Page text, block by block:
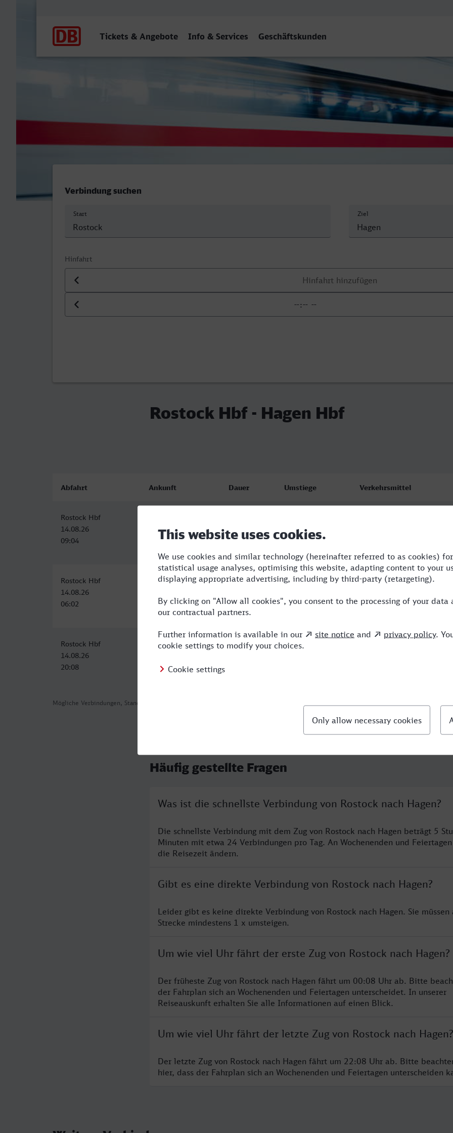
Tickets & Angebote Info & Services Geschäftskunden
Verbindung suchen
Start Ziel
Hinfahrt
Datum der Hinfahrt
Uhrzeit der Hinfahrt
Rostock Hbf - Hagen Hbf
Mögliche Verbindungen, Stand: 2026-07-31 03:55
Abfahrt Ankunft Dauer Umstiege Verkehrsmittel
Rostock Hbf
14.08.26
09:04
14.08.26
14:38
Rostock Hbf
14.08.26
06:02
Hagen Hbf
11:46
5:44 1 RB,ICE
Rostock Hbf
14.08.26
20:08
Hagen Hbf
02:46
6:38 2
Häufig gestellte Fragen
Was ist die schnellste Verbindung von Rostock nach Hagen?
Die schnellste Verbindung mit dem Zug von Rostock nach Hagen beträgt 5
Minuten mit etwa 24 Verbindungen pro Tag. An Wochenenden und
die Reisezeit ändern.
Gibt es eine direkte Verbindung von Rostock nach Hagen?
Leider gibt es keine direkte Verbindung von Rostock nach Hagen. Sie müssen
Strecke mindestens 1 x umsteigen.
Um wie viel Uhr fährt der erste Zug von Rostock nach Hagen?
Der früheste Zug von Rostock nach Hagen fährt um 00:08 Uhr ab. Bitte
der Fahrplan sich an Wochenenden und Feiertagen unterscheidet. In unserer
Reiseauskunft erhalten Sie alle Informationen auf einen Blick.
Um wie viel Uhr fährt der letzte Zug von Rostock nach Hagen?
Der letzte Zug von Rostock nach Hagen fährt um 22:08 Uhr ab. Bitte
hier, dass der Fahrplan sich an Wochenenden und Feiertagen unterscheiden